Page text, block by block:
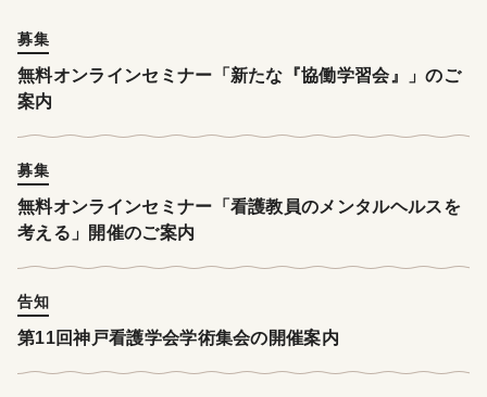
募集
無料オンラインセミナー「新たな『協働学習会』」のご
案内
募集
無料オンラインセミナー「看護教員のメンタルヘルスを
考える」開催のご案内
告知
第11回神戸看護学会学術集会の開催案内